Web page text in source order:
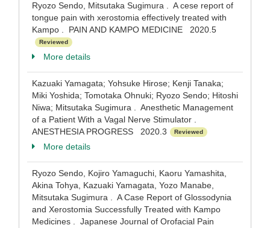
Ryozo Sendo, Mitsutaka Sugimura . A cese report of
tongue pain with xerostomia effectively treated with
Kampo . PAIN AND KAMPO MEDICINE 2020.5
Reviewed
More details
Kazuaki Yamagata; Yohsuke Hirose; Kenji Tanaka;
Miki Yoshida; Tomotaka Ohnuki; Ryozo Sendo; Hitoshi
Niwa; Mitsutaka Sugimura . Anesthetic Management
of a Patient With a Vagal Nerve Stimulator .
ANESTHESIA PROGRESS 2020.3
Reviewed
More details
Ryozo Sendo, Kojiro Yamaguchi, Kaoru Yamashita,
Akina Tohya, Kazuaki Yamagata, Yozo Manabe,
Mitsutaka Sugimura . A Case Report of Glossodynia
and Xerostomia Successfully Treated with Kampo
Medicines . Japanese Journal of Orofacial Pain